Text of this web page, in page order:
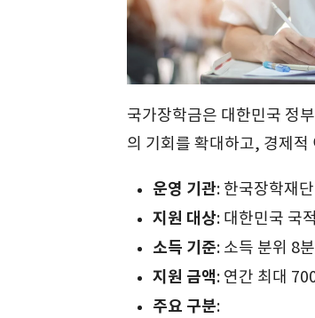
국가장학금은 대한민국 정
의 기회를 확대하고, 경제
운영 기관: 한국장학재단
지원 대상: 대한민국 국
소득 기준: 소득 분위 8
지원 금액: 연간 최대
주요 구분: